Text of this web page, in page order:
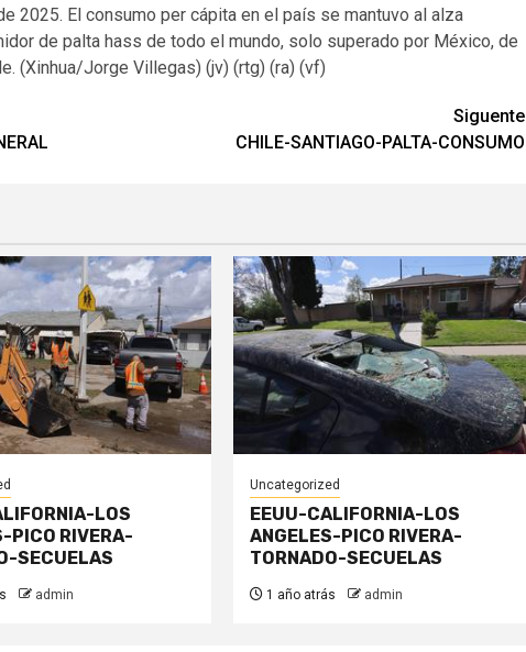
2025. El consumo per cápita en el país se mantuvo al alza
de palta hass de todo el mundo, solo superado por México, de
(Xinhua/Jorge Villegas) (jv) (rtg) (ra) (vf)
Siguente
CHILE-SANTIAGO-PALTA-CONSUMO
LOS
PICO RIVERA-
SECUELAS
admin
Uncategorized
EEUU-CALIFORNIA-LOS
ANGELES-PICO RIVERA-
TORNADO-SECUELAS
1 año atrás admin